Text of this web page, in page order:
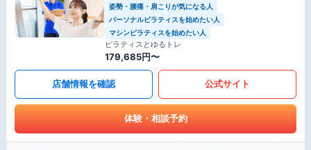
姿勢・腰痛・肩こりが気になる人
パーソナルピラティスを始めたい人
マシンピラティスを始めたい人
ピラティスとゆるトレ
179,685円〜
店舗情報を確認 公式サイト
体験・相談予約